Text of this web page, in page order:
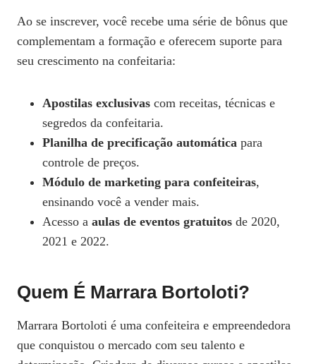
Ao se inscrever, você recebe uma série de bônus que
complementam a formação e oferecem suporte para
seu crescimento na confeitaria:
Apostilas exclusivas com receitas, técnicas e
segredos da confeitaria.
Planilha de precificação automática para
controle de preços.
Módulo de marketing para confeiteiras,
ensinando você a vender mais.
Acesso a aulas de eventos gratuitos de 2020,
2021 e 2022.
Quem É Marrara Bortoloti?
Marrara Bortoloti é uma confeiteira e empreendedora
que conquistou o mercado com seu talento e